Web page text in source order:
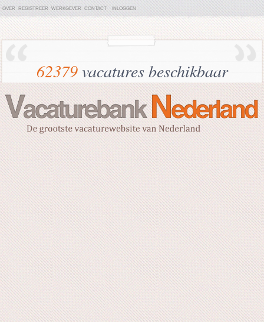
OVER REGISTREER WERKGEVER CONTACT INLOGGEN
62379vacatures beschikbaar